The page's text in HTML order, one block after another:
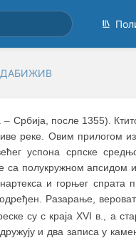
ДАБИЖИВ
– Србија, после 1355).
реке. Овим прилогом
успона српске
са полукружном
и горњег спрата
Разарање,
су с краја XVI в., а
и два записа у